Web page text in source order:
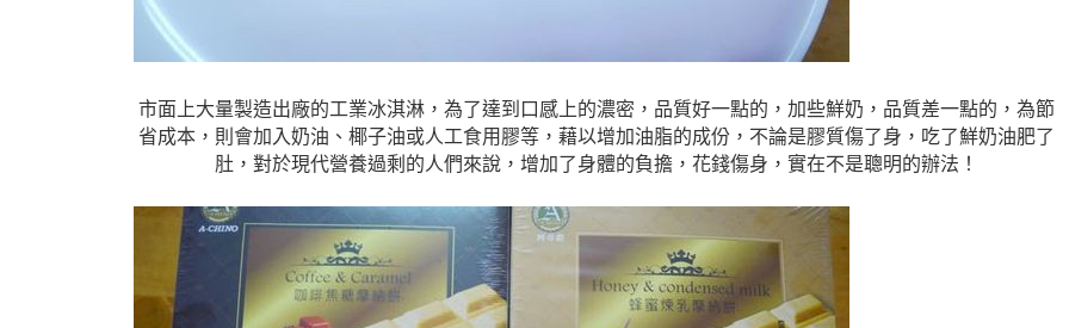
市面上大量製造出廠的工業冰淇淋，為了達到口感上的濃密，品質好一點的，加些鮮奶，品質差一點的，為節
省成本，則會加入奶油、椰子油或人工食用膠等，藉以增加油脂的成份，不論是膠質傷了身，吃了鮮奶油肥了
肚，對於現代營養過剩的人們來說，增加了身體的負擔，花錢傷身，實在不是聰明的辦法！